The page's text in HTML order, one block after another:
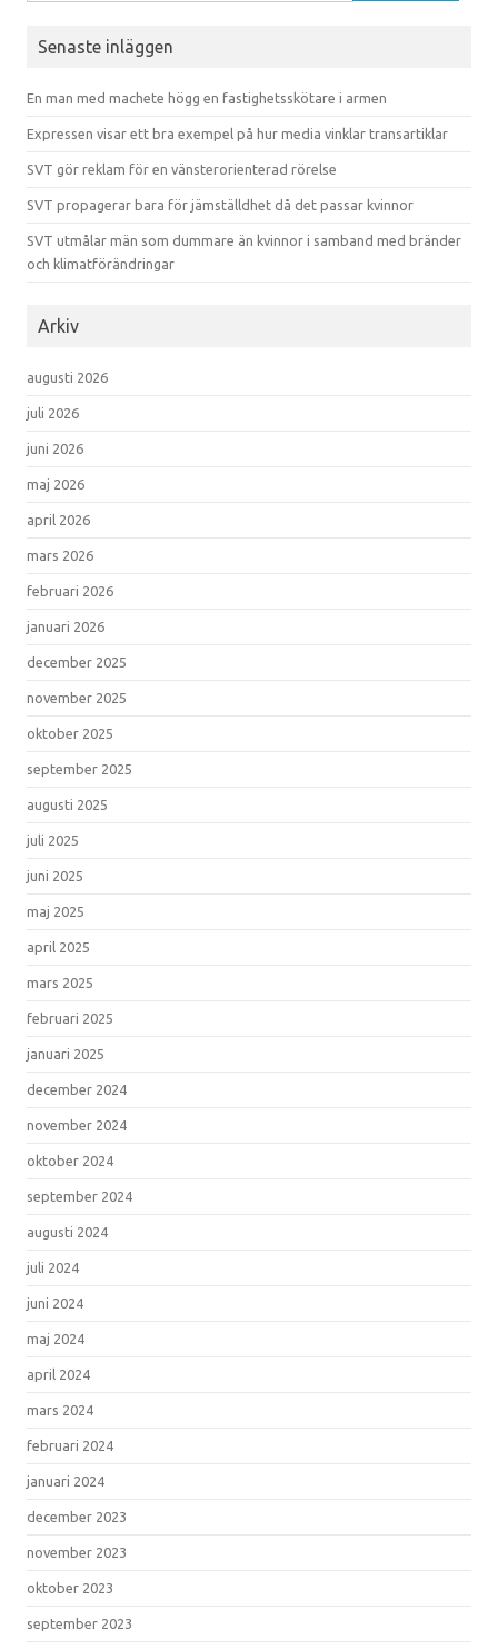
Senaste inläggen
En man med machete högg en fastighetsskötare i armen
Expressen visar ett bra exempel på hur media vinklar transartiklar
SVT gör reklam för en vänsterorienterad rörelse
SVT propagerar bara för jämställdhet då det passar kvinnor
SVT utmålar män som dummare än kvinnor i samband med bränder
och klimatförändringar
Arkiv
augusti 2026
juli 2026
juni 2026
maj 2026
april 2026
mars 2026
februari 2026
januari 2026
december 2025
november 2025
oktober 2025
september 2025
augusti 2025
juli 2025
juni 2025
maj 2025
april 2025
mars 2025
februari 2025
januari 2025
december 2024
november 2024
oktober 2024
september 2024
augusti 2024
juli 2024
juni 2024
maj 2024
april 2024
mars 2024
februari 2024
januari 2024
december 2023
november 2023
oktober 2023
september 2023